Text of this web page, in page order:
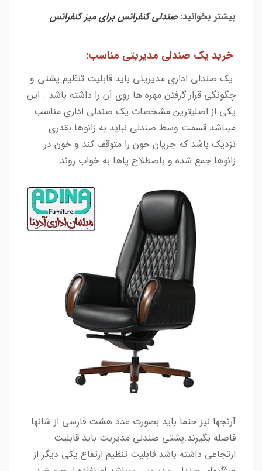
بیشتر بخوانید:صندلی کنفرانس برای میز کنفرانس
خرید یک صندلی مدیریتی مناسب:
یک صندلی اداری مدیریتی باید قابلیت تنظیم پشتی و
چگونگی قرار گرفتن مهره ها روی آن را داشته باشد . این
یکی از اصلیترین مشخصات یک صندلی اداری مناسب
میباشد.قسمت وسط صندلی نباید به زانوها بقدری
نزدیک باشد که جریان خون را متوقف کند و خون در
زانوها جمع شده و باصطلاح پاها به خواب روند.
آرنجها نیز حتما باید بصورت عدد هشت فارسی از شانها
فاصله بگیرند.پشتی صندلی مدیریت باید قابلیت
ارتجاعی داشته باشد.قابلیت تنظیم ارتفاع یکی دیگر از